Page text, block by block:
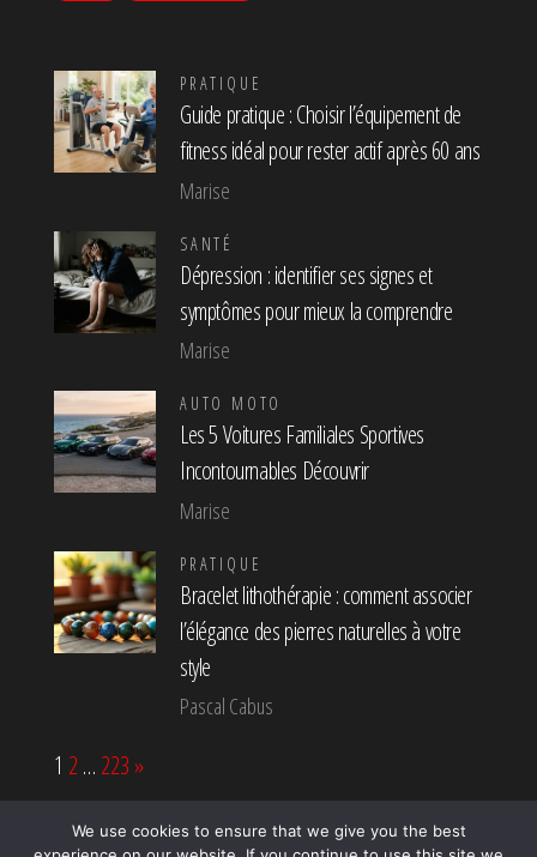
PRATIQUE
Guide pratique : Choisir l’équipement de
fitness idéal pour rester actif après 60 ans
Marise
SANTÉ
Dépression : identifier ses signes et
symptômes pour mieux la comprendre
Marise
AUTO MOTO
Les 5 Voitures Familiales Sportives
Incontournables Découvrir
Marise
PRATIQUE
Bracelet lithothérapie : comment associer
l’élégance des pierres naturelles à votre
style
Pascal Cabus
Page:
1 2… 223Next
»
We use cookies to ensure that we give you the best